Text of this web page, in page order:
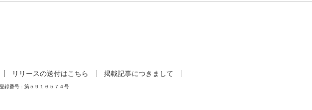
リリースの送付はこちら 掲載記事につきまして
録番号：第５９１６５７４号